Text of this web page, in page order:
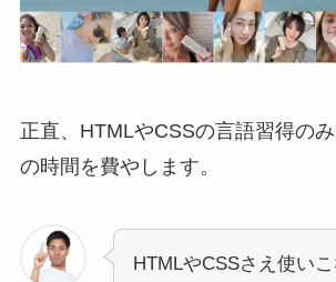
正直、HTMLやCSSの言語習得の
の時間を費やします。
HTMLやCSSさえ使い